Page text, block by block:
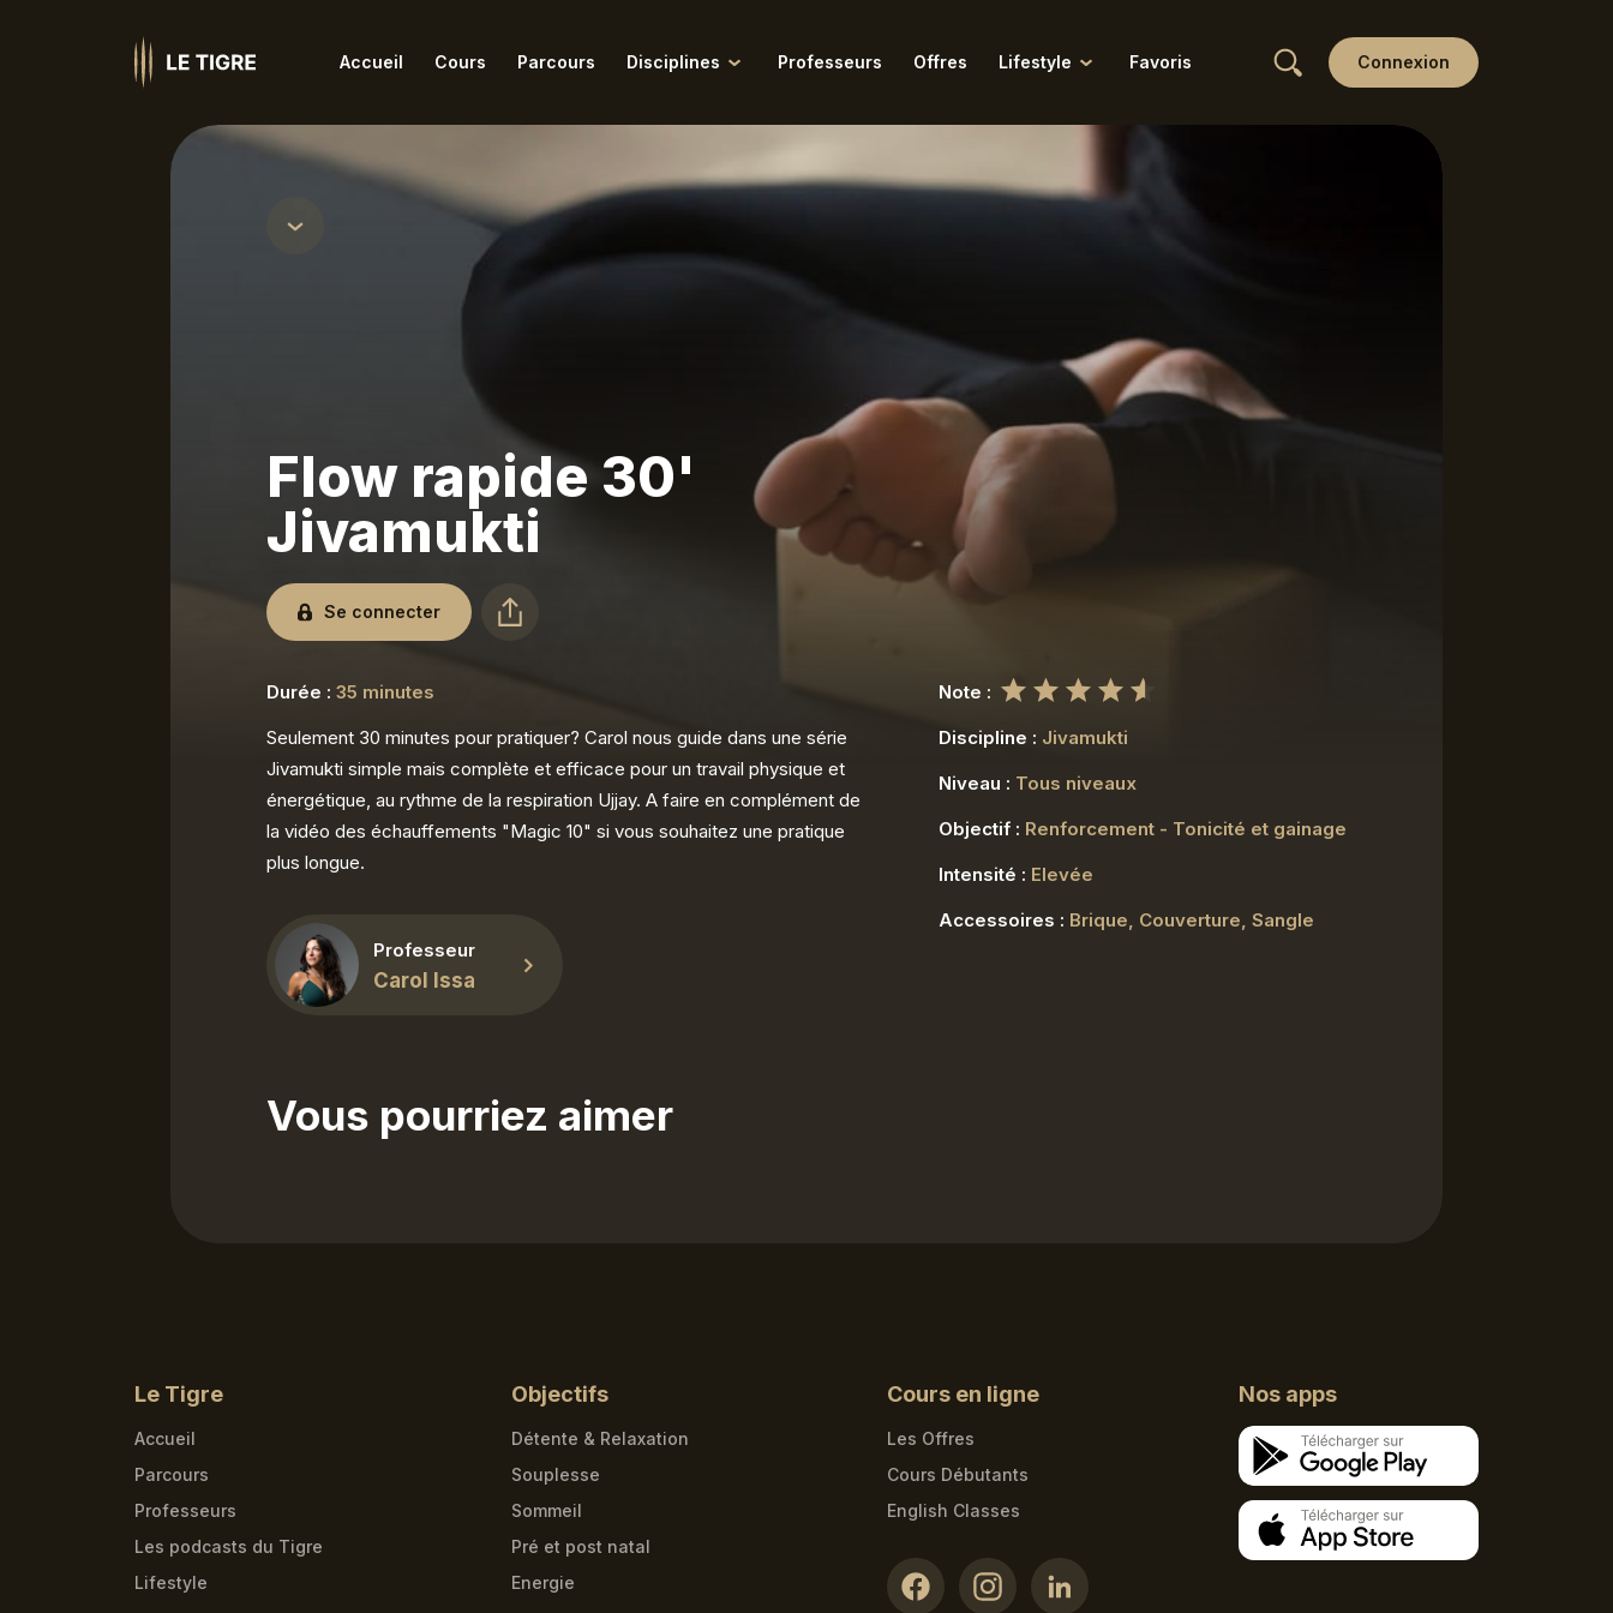
Accueil Cours Parcours Disciplines
Barre et danse Jivamukti
Kundalini
Nidra
Sophrologie
Vinyasa
Professeurs Offres Lifestyle Favoris Connexion
Flow rapide 30'
Jivamukti
Se connecter
Durée : 35 minutes
Seulement 30 minutes pour pratiquer? Carol nous guide dans une série
Jivamukti simple mais complète et efficace pour un travail physique et
énergétique, au rythme de la respiration Ujjay. A faire en complément de
la vidéo des échauffements "Magic 10" si vous souhaitez une pratique
plus longue.
Professeur
Carol Issa
Note :
Discipline : Jivamukti
Niveau : Tous niveaux
Objectif : Renforcement - Tonicité et gainage
Intensité : Elevée
Accessoires : Brique, Couverture, Sangle
Vous pourriez aimer
Le Tigre
Accueil
Parcours
Professeurs
Les podcasts du Tigre
Lifestyle
Objectifs
Détente & Relaxation
Souplesse
Sommeil
Pré et post natal
Energie
Cours en ligne
Les Offres
Cours Débutants
English Classes
Nos apps